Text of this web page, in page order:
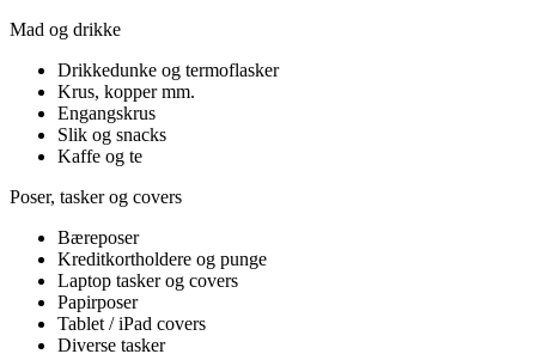
Mad og drikke
Drikkedunke og termoflasker
Krus, kopper mm.
Engangskrus
Slik og snacks
Kaffe og te
Poser, tasker og covers
Bæreposer
Kreditkortholdere og punge
Laptop tasker og covers
Papirposer
Tablet / iPad covers
Diverse tasker